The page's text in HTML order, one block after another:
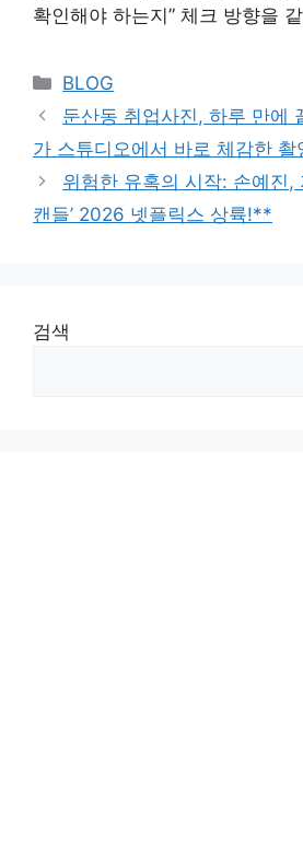
확인해야 하는지” 체크 방향을
Categories
BLOG
둔산동 취업사진, 하루 만에
가 스튜디오에서 바로 체감한 촬
위험한 유혹의 시작: 손예진,
캔들’ 2026 넷플릭스 상륙!**
검색